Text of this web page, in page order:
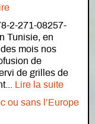
2-271-08257-
Tunisie, en
mois nos
de
de grilles de
Lire la suite
ou sans l’Europe